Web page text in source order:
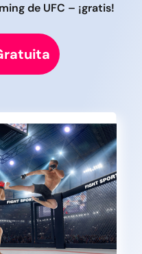
de UFC – ¡gratis!